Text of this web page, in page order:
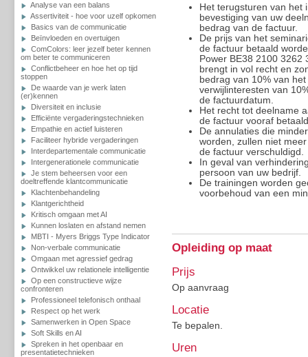
Analyse van een balans
Assertiviteit - hoe voor uzelf opkomen
Basics van de communicatie
Beïnvloeden en overtuigen
ComColors: leer jezelf beter kennen
om beter te communiceren
Conflictbeheer en hoe het op tijd
stoppen
De waarde van je werk laten
(er)kennen
Diversiteit en inclusie
Efficiënte vergaderingstechnieken
Empathie en actief luisteren
Faciliteer hybride vergaderingen
Interdepartementale communicatie
Intergenerationele communicatie
Je stem beheersen voor een
doeltreffende klantcommunicatie
Klachtenbehandeling
Klantgerichtheid
Kritisch omgaan met AI
Kunnen loslaten en afstand nemen
MBTI - Myers Briggs Type Indicator
Non-verbale communicatie
Omgaan met agressief gedrag
Ontwikkel uw relationele intelligentie
Op een constructieve wijze
confronteren
Professioneel telefonisch onthaal
Respect op het werk
Samenwerken in Open Space
Soft Skills en AI
Spreken in het openbaar en
presentatietechnieken
Het terugsturen van het
bevestiging van uw
bedrag van de factuur.
De prijs van het
de factuur betaald
Power BE38 2100 3262
brengt in vol recht en
bedrag van 10% van
verwijlinteresten van
de factuurdatum.
Het recht tot deelname
de factuur vooraf
De annulaties die
worden, zullen niet
de factuur verschuldigd.
In geval van
persoon van uw bedrijf.
De trainingen worden
voorbehoud van een
Opleiding op maat
Prijs
Op aanvraag
Locatie
Te bepalen.
Uren